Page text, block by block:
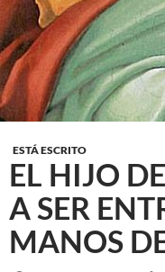
ESTÁ ESCRITO
EL HIJO
A SER
MANOS